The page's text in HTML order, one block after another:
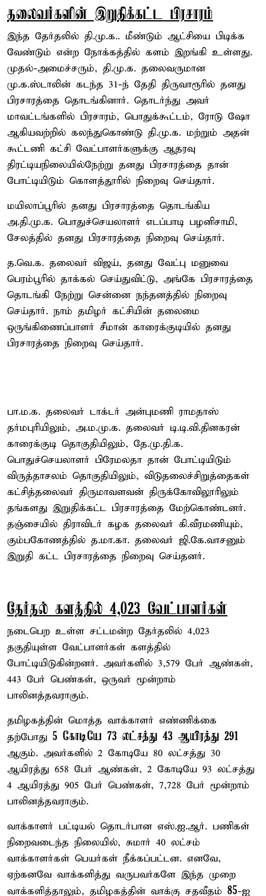
தலைவர்களின் இறுதிக்கட்ட பிரசாரம்
இந்த தேர்தலில் தி.மு.க.. மீண்டும் ஆட்சியை பிடிக்க
வேண்டும் என்ற நோக்கத்தில் களம் இறங்கி உள்ளது.
முதல்-அமைச்சரும், தி.மு.க. தலைவருமான
மு.க.ஸ்டாலின் கடந்த 31-ந் தேதி திருவாரூரில் தனது
பிரசாரத்தை தொடங்கினார். தொடர்ந்து அவர்
மாவட்டங்களில் பிரசாரம், பொதுக்கூட்டம், ரோடு ஷோ
ஆகியவற்றில் கலந்துகொண்டு தி.மு.க. மற்றும் அதன்
கூட்டணி கட்சி வேட்பாளர்களுக்கு ஆதரவு
திரட்டியநிலையில்நேற்று தனது பிரசாரத்தை தான்
போட்டியிடும் கொளத்தூரில் நிறைவு செய்தார்.
மயிலாப்பூரில் தனது பிரசாரத்தை தொடங்கிய
அ.தி.மு.க. பொதுச்செயலாளர் எடப்பாடி பழனிசாமி,
சேலத்தில் தனது பிரசாரத்தை நிறைவு செய்தார்.
த.வெ.க. தலைவர் விஜய், தனது வேட்பு மனுவை
பெரம்பூரில் தாக்கல் செய்துவிட்டு, அங்கே பிரசாரத்தை
தொடங்கி நேற்று சென்னை நந்தனத்தில் நிறைவு
செய்தார். நாம் தமிழர் கட்சியின் தலைமை
ஒருங்கிணைப்பாளர் சீமான் காரைக்குடியில் தனது
பிரசாரத்தை நிறைவு செய்தார்.
பா.ம.க. தலைவர் டாக்டர் அன்புமணி ராமதாஸ்
தர்மபுரியிலும், அ.ம.மு.க. தலைவர் டி.டி.வி.தினகரன்
காரைக்குடி தொகுதியிலும், தே.மு.தி.க.
பொதுச்செயலாளர் பிரேமலதா தான் போட்டியிடும்
விருத்தாசலம் தொகுதியிலும், விடுதலைச்சிறுத்தைகள்
கட்சித்தலைவர் திருமாவளவன் திருக்கோவிலூரிலும்
தங்களது இறுதிக்கட்ட பிரசாரத்தை மேற்கொண்டனர்.
தஞ்சையில் திராவிடர் கழக தலைவர் கி.வீரமணியும்,
கும்பகோணத்தில் த.மா.கா. தலைவர் ஜி.கே.வாசனும்
இறுதி கட்ட பிரசாரத்தை நிறைவு செய்தனர்.
தேர்தல் களத்தில் 4,023 வேட்பாளர்கள்
நடைபெற உள்ள சட்டமன்ற தேர்தலில் 4,023
தகுதியுள்ள வேட்பாளர்கள் களத்தில்
போட்டியிடுகின்றனர். அவர்களில் 3,579 பேர் ஆண்கள்,
443 பேர் பெண்கள், ஒருவர் மூன்றாம்
பாலினத்தவராகும்.
தமிழகத்தின் மொத்த வாக்காளர் எண்ணிக்கை
தற்போது 5 கோடியே 73 லட்சத்து 43 ஆயிரத்து 291
ஆகும். அவர்களில் 2 கோடியே 80 லட்சத்து 30
ஆயிரத்து 658 பேர் ஆண்கள், 2 கோடியே 93 லட்சத்து
4 ஆயிரத்து 905 பேர் பெண்கள், 7,728 பேர் மூன்றாம்
பாலினத்தவராகும்.
வாக்காளர் பட்டியல் தொடர்பான எஸ்.ஐ.ஆர். பணிகள்
நிறைவடைந்த நிலையில், சுமார் 40 லட்சம்
வாக்காளர்கள் பெயர்கள் நீக்கப்பட்டன. எனவே,
ஏற்கனவே வாக்களித்து வருபவர்களே இந்த முறை
வாக்களித்தாலும், தமிழகத்தின் வாக்கு சதவீதம் 85-ஐ